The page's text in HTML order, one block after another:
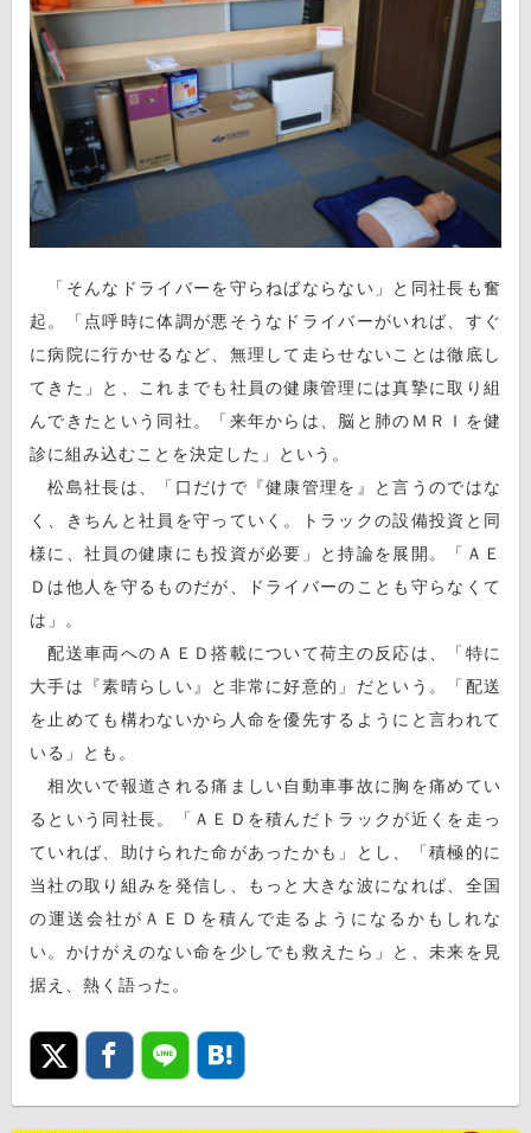
「そんなドライバーを守らねばならない」と同社長も奮
起。「点呼時に体調が悪そうなドライバーがいれば、すぐ
に病院に行かせるなど、無理して走らせないことは徹底し
てきた」と、これまでも社員の健康管理には真摯に取り組
んできたという同社。「来年からは、脳と肺のＭＲＩを健
診に組み込むことを決定した」という。
松島社長は、「口だけで『健康管理を』と言うのではな
く、きちんと社員を守っていく。トラックの設備投資と同
様に、社員の健康にも投資が必要」と持論を展開。「ＡＥ
Ｄは他人を守るものだが、ドライバーのことも守らなくて
は」。
配送車両へのＡＥＤ搭載について荷主の反応は、「特に
大手は『素晴らしい』と非常に好意的」だという。「配送
を止めても構わないから人命を優先するようにと言われて
いる」とも。
相次いで報道される痛ましい自動車事故に胸を痛めてい
るという同社長。「ＡＥＤを積んだトラックが近くを走っ
ていれば、助けられた命があったかも」とし、「積極的に
当社の取り組みを発信し、もっと大きな波になれば、全国
の運送会社がＡＥＤを積んで走るようになるかもしれな
い。かけがえのない命を少しでも救えたら」と、未来を見
据え、熱く語った。